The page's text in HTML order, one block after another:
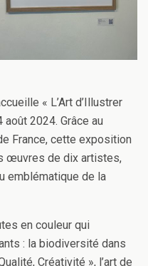
« L’Art d’Illustrer
2024. Grâce au
France, cette exposition
œuvres de dix artistes,
emblématique de la
en couleur qui
: la biodiversité dans
Créativité », l’art de